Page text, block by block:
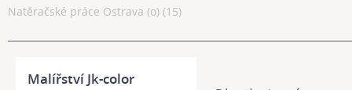
Natěračské práce Ostrava (o) (15)
Malířství Jk-color